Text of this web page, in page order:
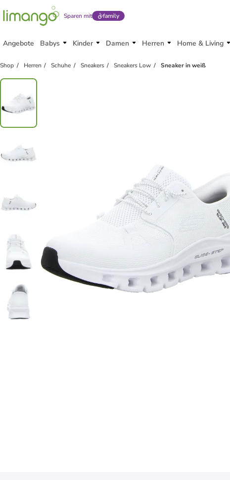
Sparen mit family
Angebote Babys Kinder Damen Herren Home & Living
Shop Herren Schuhe Sneakers Sneakers Low Sneaker in weiß